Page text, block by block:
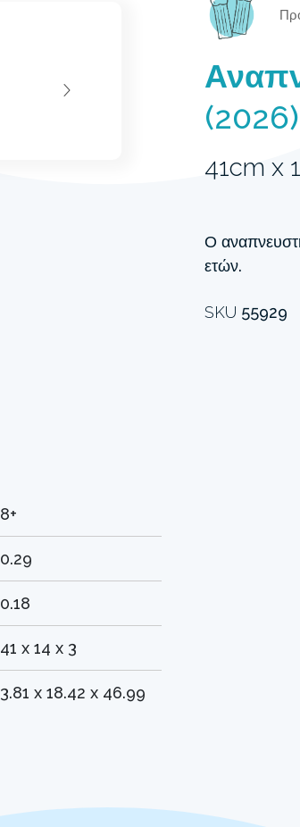
(2026)
41cm x
Ο
ετών.
SKU 55929
8+
0.29
0.18
41 x 14 x 3
3.81 x 18.42 x 46.99